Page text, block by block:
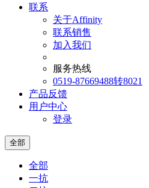
联系
关于Affinity
联系销售
加入我们
服务热线
0519-87669488转8021
产品反馈
用户中心
登录
全部
全部
一抗